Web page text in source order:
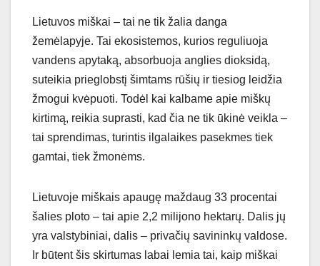
Lietuvos miškai – tai ne tik žalia danga
žemėlapyje. Tai ekosistemos, kurios reguliuoja
vandens apytaką, absorbuoja anglies dioksidą,
suteikia prieglobstį šimtams rūšių ir tiesiog leidžia
žmogui kvėpuoti. Todėl kai kalbame apie miškų
kirtimą, reikia suprasti, kad čia ne tik ūkinė veikla –
tai sprendimas, turintis ilgalaikes pasekmes tiek
gamtai, tiek žmonėms.
Lietuvoje miškais apaugę maždaug 33 procentai
šalies ploto – tai apie 2,2 milijono hektarų. Dalis jų
yra valstybiniai, dalis – privačių savininkų valdose.
Ir būtent šis skirtumas labai lemia tai, kaip miškai